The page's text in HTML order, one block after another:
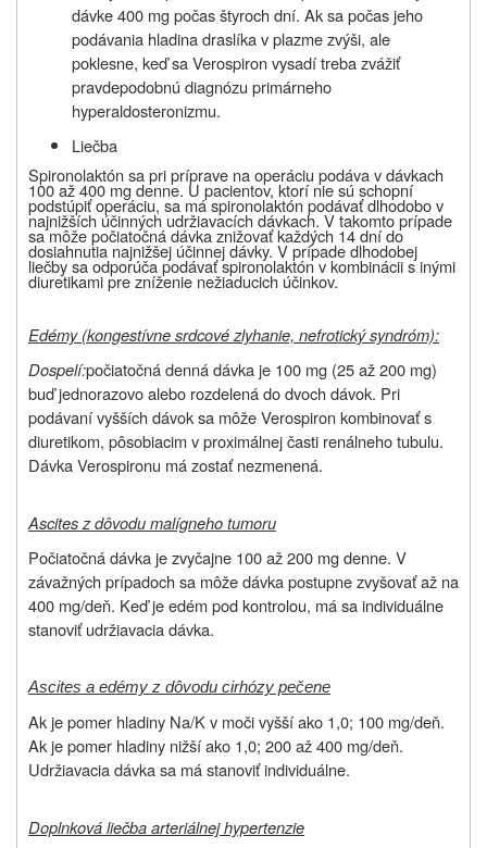
dávke 400 mg počas štyroch dní. Ak sa počas jeho
podávania hladina draslíka v plazme zvýši, ale
poklesne, keď sa Verospiron vysadí treba zvážiť
pravdepodobnú diagnózu primárneho
hyperaldosteronizmu.
Liečba
Spironolaktón sa pri príprave na operáciu podáva v dávkach
100 až 400 mg denne. U pacientov, ktorí nie sú schopní
podstúpiť operáciu, sa má spironolaktón podávať dlhodobo v
najnižších účinných udržiavacích dávkach. V takomto prípade
sa môže počiatočná dávka znižovať každých 14 dní do
dosiahnutia najnižšej účinnej dávky. V prípade dlhodobej
liečby sa odporúča podávať spironolaktón v kombinácii s inými
diuretikami pre zníženie nežiaducich účinkov.
Edémy (kongestívne srdcové zlyhanie, nefrotický syndróm):
Dospelí:počiatočná denná dávka je 100 mg (25 až 200 mg)
buď jednorazovo alebo rozdelená do dvoch dávok. Pri
podávaní vyšších dávok sa môže Verospiron kombinovať s
diuretikom, pôsobiacim v proximálnej časti renálneho tubulu.
Dávka Verospironu má zostať nezmenená.
Ascites z dôvodu malígneho tumoru
Počiatočná dávka je zvyčajne 100 až 200 mg denne. V
závažných prípadoch sa môže dávka postupne zvyšovať až na
400 mg/deň. Keď je edém pod kontrolou, má sa individuálne
stanoviť udržiavacia dávka.
Ascites a edémy z dôvodu cirhózy pečene
Ak je pomer hladiny Na/K v moči vyšší ako 1,0; 100 mg/deň.
Ak je pomer hladiny nižší ako 1,0; 200 až 400 mg/deň.
Udržiavacia dávka sa má stanoviť individuálne.
Doplnková liečba arteriálnej hypertenzie